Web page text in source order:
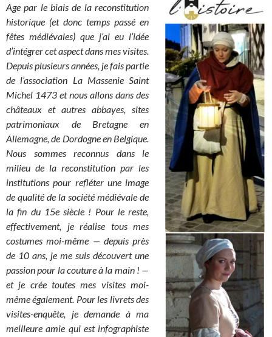
Age par le biais de la reconstitution
historique (et donc temps passé en
fêtes médiévales) que j’ai eu l’idée
d’intégrer cet aspect dans mes visites.
Depuis plusieurs années, je fais partie
de l’association La Massenie Saint
Michel 1473 et nous allons dans des
châteaux et autres abbayes, sites
patrimoniaux de Bretagne en
Allemagne, de Dordogne en Belgique.
Nous sommes reconnus dans le
milieu de la reconstitution par les
institutions pour refléter une image
de qualité de la société médiévale de
la fin du 15e siècle ! Pour le reste,
effectivement, je réalise tous mes
costumes moi-même — depuis près
de 10 ans, je me suis découvert une
passion pour la couture à la main ! —
et je crée toutes mes visites moi-
même également. Pour les livrets des
visites-enquête, je demande à ma
meilleure amie qui est infographiste